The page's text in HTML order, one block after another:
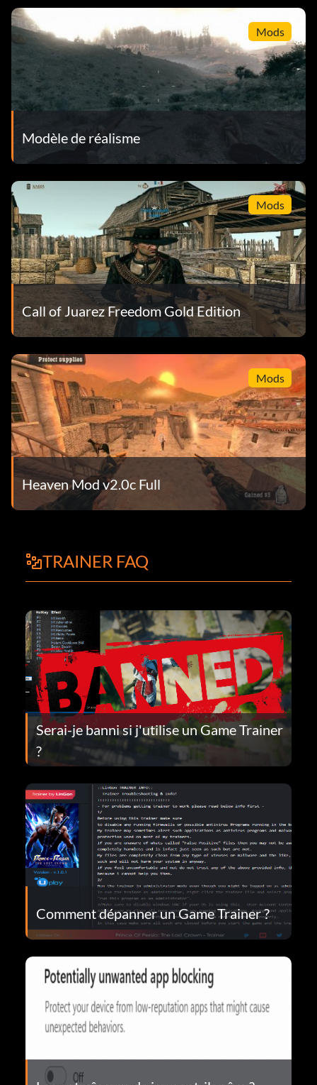
Mods
Modèle de réalisme
Mods
Call of Juarez Freedom Gold Edition
Mods
Heaven Mod v2.0c Full
TRAINER FAQ
Serai-je banni si j'utilise un Game Trainer
?
Comment dépanner un Game Trainer ?